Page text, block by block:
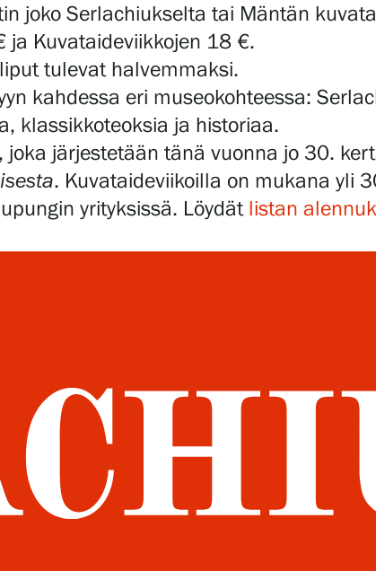
joko Serlachiukselta tai Mäntän
Kuvataideviikkojen 18 €.
tulevat halvemmaksi.
kahdessa eri museokohteessa:
klassikkoteoksia ja historiaa.
järjestetään tänä vuonna jo 30.
. Kuvataideviikoilla on mukana yli
yrityksissä. Löydät listan